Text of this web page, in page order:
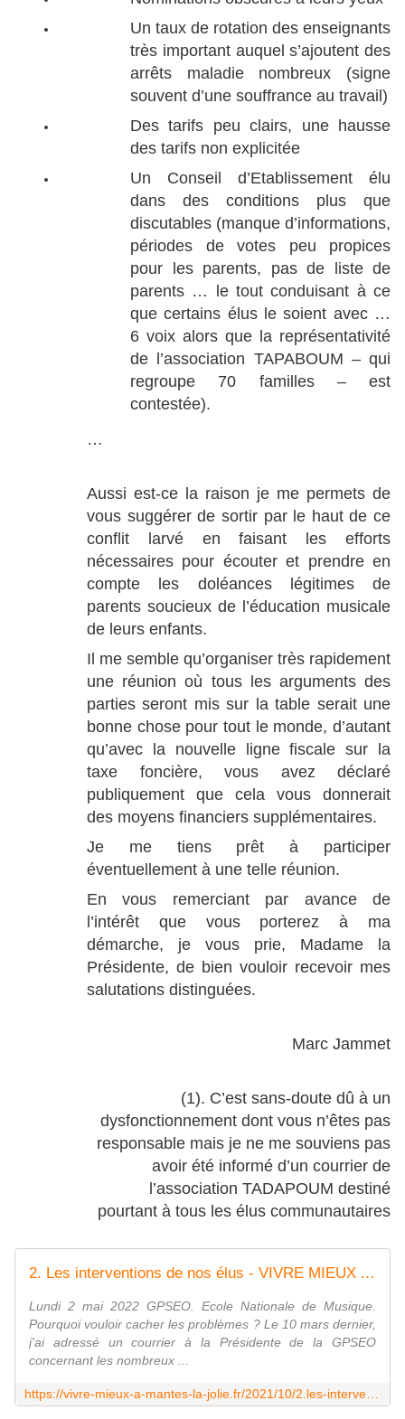
Un taux de rotation des enseignants
très important auquel s’ajoutent des
arrêts maladie nombreux (signe
souvent d’une souffrance au travail)
Des tarifs peu clairs, une hausse
des tarifs non explicitée
Un Conseil d’Etablissement élu
dans des conditions plus que
discutables (manque d’informations,
périodes de votes peu propices
pour les parents, pas de liste de
parents … le tout conduisant à ce
que certains élus le soient avec …
6 voix alors que la représentativité
de l’association TAPABOUM – qui
regroupe 70 familles – est
contestée).
…
Aussi est-ce la raison je me permets de
vous suggérer de sortir par le haut de ce
conflit larvé en faisant les efforts
nécessaires pour écouter et prendre en
compte les doléances légitimes de
parents soucieux de l’éducation musicale
de leurs enfants.
Il me semble qu’organiser très rapidement
une réunion où tous les arguments des
parties seront mis sur la table serait une
bonne chose pour tout le monde, d’autant
qu’avec la nouvelle ligne fiscale sur la
taxe foncière, vous avez déclaré
publiquement que cela vous donnerait
des moyens financiers supplémentaires.
Je me tiens prêt à participer
éventuellement à une telle réunion.
En vous remerciant par avance de
l’intérêt que vous porterez à ma
démarche, je vous prie, Madame la
Présidente, de bien vouloir recevoir mes
salutations distinguées.
Marc Jammet
(1). C’est sans-doute dû à un
dysfonctionnement dont vous n’êtes pas
responsable mais je ne me souviens pas
avoir été informé d’un courrier de
l’association TADAPOUM destiné
pourtant à tous les élus communautaires
2. Les interventions de nos élus - VIVRE MIEUX A MANTES-LA-JOLIE
Lundi 2 mai 2022 GPSEO. Ecole Nationale de Musique.
Pourquoi vouloir cacher les problèmes ? Le 10 mars dernier,
j'ai adressé un courrier à la Présidente de la GPSEO
concernant les nombreux ...